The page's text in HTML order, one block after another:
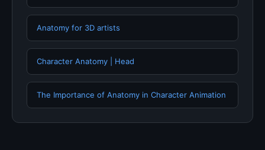
Anatomy for 3D artists
Character Anatomy | Head
The Importance of Anatomy in Character Animation